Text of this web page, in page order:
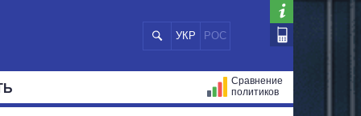
УКР РОС
Сравнение
политиков